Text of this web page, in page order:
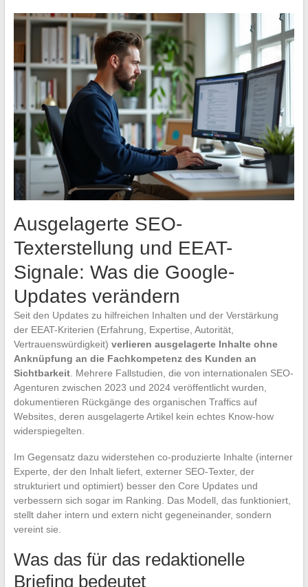
Ausgelagerte SEO-
Texterstellung und EEAT-
Signale: Was die Google-
Updates verändern
Seit den Updates zu hilfreichen Inhalten und der Verstärkung
der EEAT-Kriterien (Erfahrung, Expertise, Autorität,
Vertrauenswürdigkeit) verlieren ausgelagerte Inhalte ohne
Anknüpfung an die Fachkompetenz des Kunden an
Sichtbarkeit. Mehrere Fallstudien, die von internationalen SEO-
Agenturen zwischen 2023 und 2024 veröffentlicht wurden,
dokumentieren Rückgänge des organischen Traffics auf
Websites, deren ausgelagerte Artikel kein echtes Know-how
widerspiegelten.
Im Gegensatz dazu widerstehen co-produzierte Inhalte (interner
Experte, der den Inhalt liefert, externer SEO-Texter, der
strukturiert und optimiert) besser den Core Updates und
verbessern sich sogar im Ranking. Das Modell, das funktioniert,
stellt daher intern und extern nicht gegeneinander, sondern
vereint sie.
Was das für das redaktionelle
Briefing bedeutet